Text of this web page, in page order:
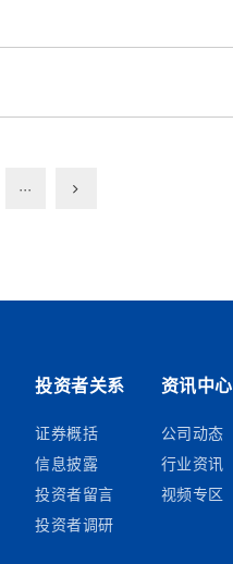
···
投资者关系
证券概括
信息披露
投资者留言
投资者调研
资讯中心
公司动态
行业资讯
视频专区